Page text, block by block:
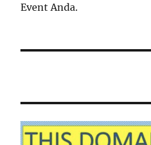
Event Anda.